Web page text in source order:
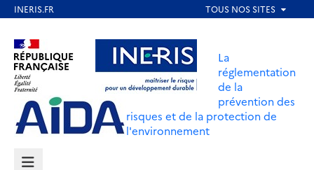
contenu
principal
Aller au contenu Aller au menu
Aller au pied de page
La
réglementation
de la
prévention des
risques et de la protection de
l'environnement
MENU